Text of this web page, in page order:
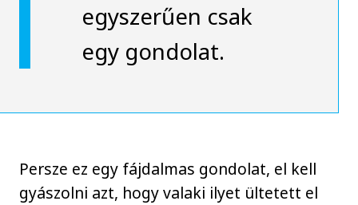
egyszerűen csak
egy gondolat.
Persze ez egy fájdalmas gondolat, el kell
gyászolni azt, hogy valaki ilyet ültetett el